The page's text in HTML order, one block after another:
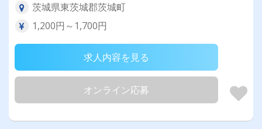
茨城県東茨城郡茨城町
1,200円～1,700円
求人内容を見る
オンライン応募